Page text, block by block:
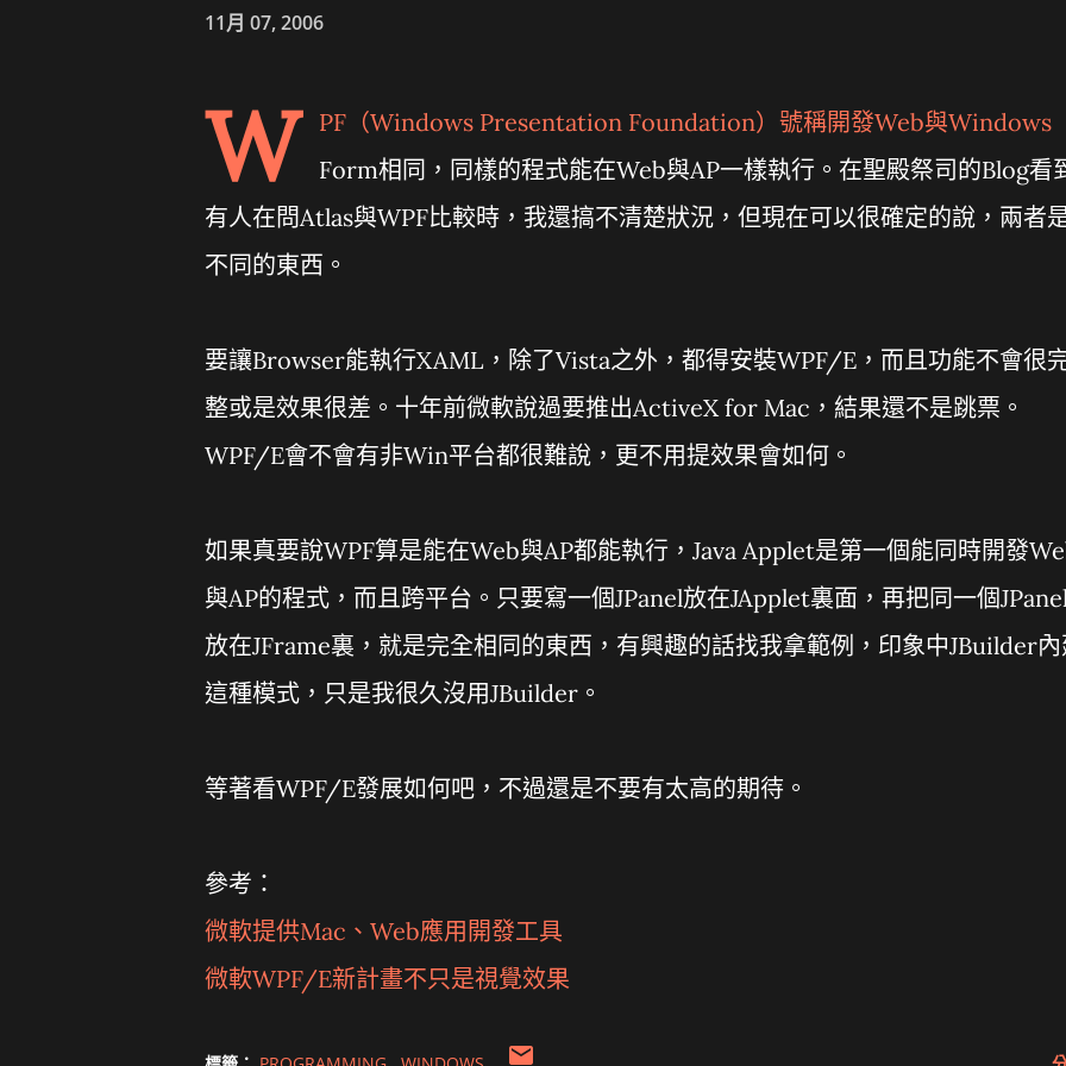
11月 07, 2006
W PF （Windows Presentation Foundation）號稱開發Web與Windows
Form相同，同樣的程式能在Web與AP一樣執行。在聖殿祭司的Blog看
有人在問Atlas與WPF比較時，我還搞不清楚狀況，但現在可以很確定的說，兩者
不同的東西。
要讓Browser能執行XAML，除了Vista之外，都得安裝WPF/E，而且功能不會很
整或是效果很差。十年前微軟說過要推出ActiveX for Mac，結果還不是跳票。
WPF/E會不會有非Win平台都很難說，更不用提效果會如何。
如果真要說WPF算是能在Web與AP都能執行，Java Applet是第一個能同時開發
與AP的程式，而且跨平台。只要寫一個JPanel放在JApplet裏面，再把同一個
放在JFrame裏，就是完全相同的東西，有興趣的話找我拿範例，印象中JBuilder內
這種模式，只是我很久沒用JBuilder。
等著看WPF/E發展如何吧，不過還是不要有太高的期待。
參考：
微軟提供Mac、Web應用開發工具
微軟WPF/E新計畫不只是視覺效果